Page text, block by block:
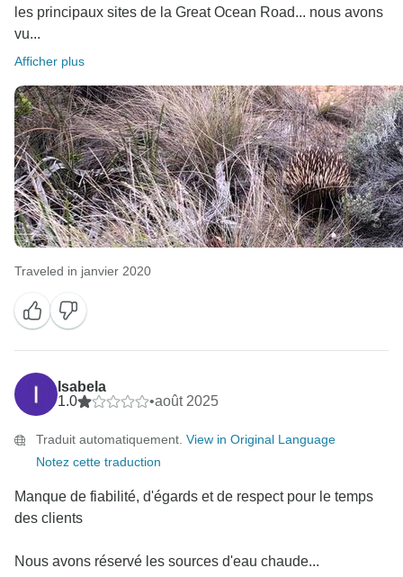
les principaux sites de la Great Ocean Road... nous avons
vu...
Afficher plus
Traveled in janvier 2020
Isabela
1.0
•août 2025
Traduit automatiquement. View in Original Language
Notez cette traduction
Manque de fiabilité, d'égards et de respect pour le temps
des clients
Nous avons réservé les sources d'eau chaude...